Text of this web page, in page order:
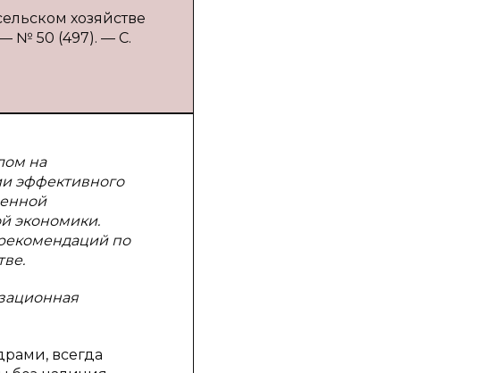
хозяйстве
№ 50 (497). — С.
на
эффективного
экономики.
по
всегда